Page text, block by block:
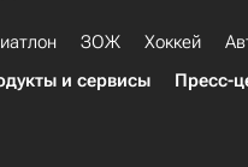
ЗОЖ Хоккей
и сервисы Пресс-